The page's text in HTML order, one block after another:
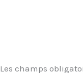
Les champs